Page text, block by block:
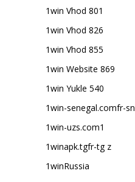
1win Vhod 801
1win Vhod 826
1win Vhod 855
1win Website 869
1win Yukle 540
1win-senegal.comfr-
1win-uzs.com1
1winapk.tgfr-tg z
1winRussia